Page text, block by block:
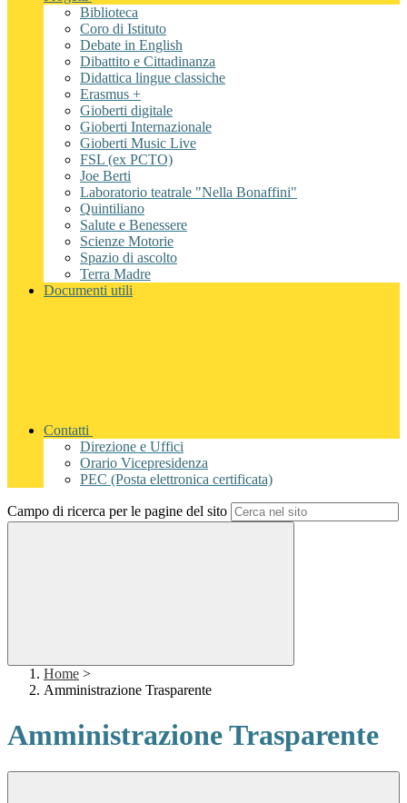
Biblioteca
Coro di Istituto
Debate in English
Dibattito e Cittadinanza
Didattica lingue classiche
Erasmus +
Gioberti digitale
Gioberti Internazionale
Gioberti Music Live
FSL (ex PCTO)
Joe Berti
Laboratorio teatrale "Nella Bonaffini"
Quintiliano
Salute e Benessere
Scienze Motorie
Spazio di ascolto
Terra Madre
Documenti utili
Contatti
Direzione e Uffici
Orario Vicepresidenza
PEC (Posta elettronica certificata)
Campo di ricerca per le pagine del sito
Home >
Amministrazione Trasparente
Amministrazione Trasparente